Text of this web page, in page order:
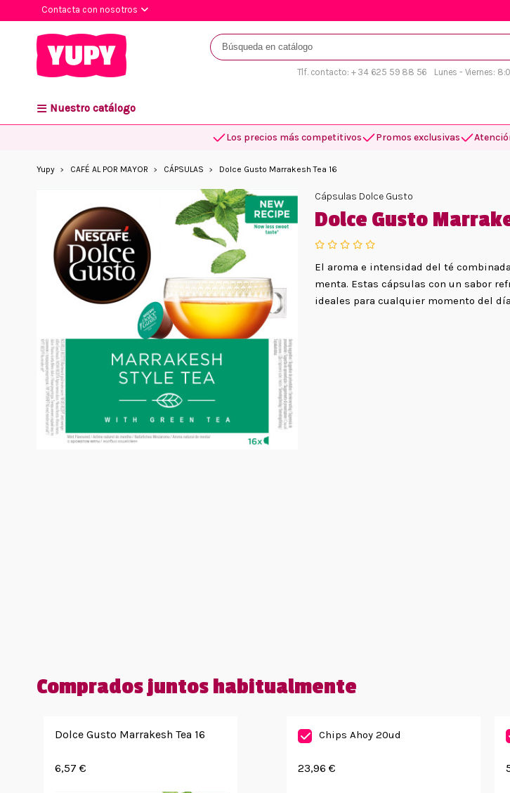
Contacta con nosotros
Tlf. contacto: + 34 625 59 88 56 Lunes - Viernes:
Nuestro catálogo
Los precios más competitivos Promos exclusivas
Yupy CAFÉ AL POR MAYOR CÁPSULAS Dolce Gusto Marrakesh Tea 16
Cápsulas Dolce Gusto
Dolce Gusto
El aroma e intensidad del té
menta. Estas cápsulas con un sabor
ideales para cualquier momento del
Comprados juntos habitualmente
Dolce Gusto Marrakesh Tea 16
6,57 €
Chips Ahoy 20ud
23,96 €